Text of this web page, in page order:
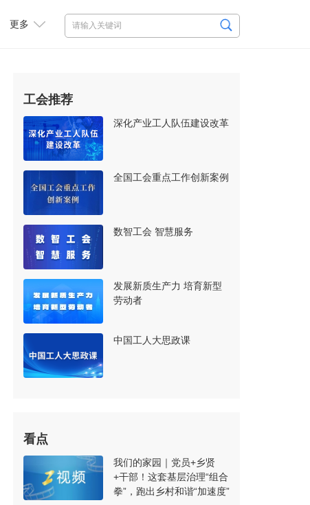
更多
工会推荐
深化产业工人队伍建设改革
全国工会重点工作创新案例
数智工会 智慧服务
发展新质生产力 培育新型
劳动者
中国工人大思政课
看点
我们的家园｜党员+乡贤
+干部！这套基层治理“组合
拳”，跑出乡村和谐“加速度”